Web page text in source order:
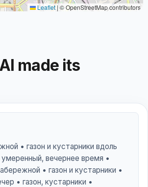
Leaflet | © OpenStreetMap contributors
made its
• газон и кустарники вдоль
вечернее время •
• газон и кустарники •
• газон, кустарники •